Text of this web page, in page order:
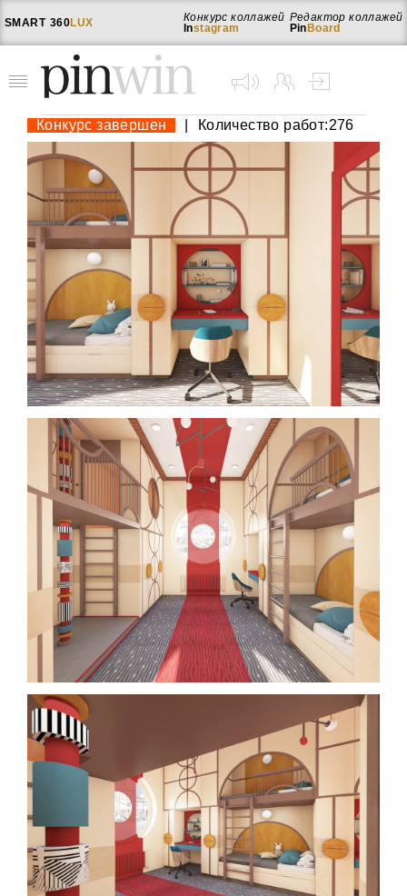
SMART 360LUX
Редактор коллажей
Pin Board
Конкурс коллажей
Instagram
Конкурс завершен Количество работ:276